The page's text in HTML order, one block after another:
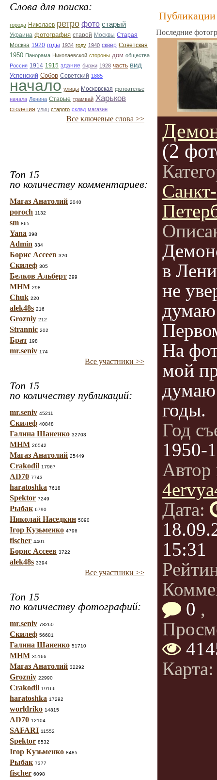
Слова для поиска:
города Николаев ретро фото старый
Украина фотография старой Москвы Старая
Москва 1920 годы 1934 году 1940 сквер Советская
1950 Панорама Николаевской стороны дом общества
Россия 1914 1915 здание биржи 1928 часть вид
Успенский Собор Советский 1885
начало улицы Московская фотоателье
начала Ленина Старые трамвай Харьков
столетия улиц старого склад магазин
Все ключевые слова >>
Топ 15
по количеству комментариев:
Магаз Анатолий 2040
poroch 1132
sm 865
Yana 398
Admin 334
Борис Ассеев 320
Скилеф 305
Белков Альберт 299
МНМ 298
Chuk 220
alek48s 216
Grozniy 212
Strannic 202
Брат 198
mr.seniv 174
Все участники >>
Топ 15
по количеству публикаций:
mr.seniv 45211
Скилеф 40848
Галина Шаненко 32703
МНМ 26542
Магаз Анатолий 25449
Crakodil 17967
AD70 7743
haratoshka 7618
Spektor 7249
Рыбак 6790
Николай Наседкин 5090
Ігор Кузьменко 4796
fischer 4401
Борис Ассеев 3722
alek48s 3394
Все участники >>
Топ 15
по количеству фотографий:
mr.seniv 78260
Скилеф 56681
Галина Шаненко 51710
МНМ 35166
Магаз Анатолий 32292
Grozniy 22990
Crakodil 19166
haratoshka 17292
worldriko 14815
AD70 12104
SAFARI 11552
Spektor 8532
Ігор Кузьменко 8485
Рыбак 7377
fischer 6098
Публикации
Последние
(2
Санкт-
в
не
думаю
На
мой
думаю
годы.
Год
1950-
Автор
Дата:
15:31
0 ,